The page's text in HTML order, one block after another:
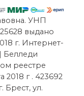
УНП
выдано
г. Интернет-
Белледи
реестре
2018 г . 423692
Брест, ул.